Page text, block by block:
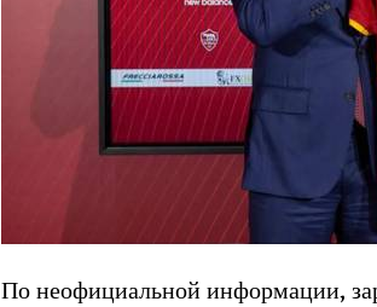
По неофициальной информации,